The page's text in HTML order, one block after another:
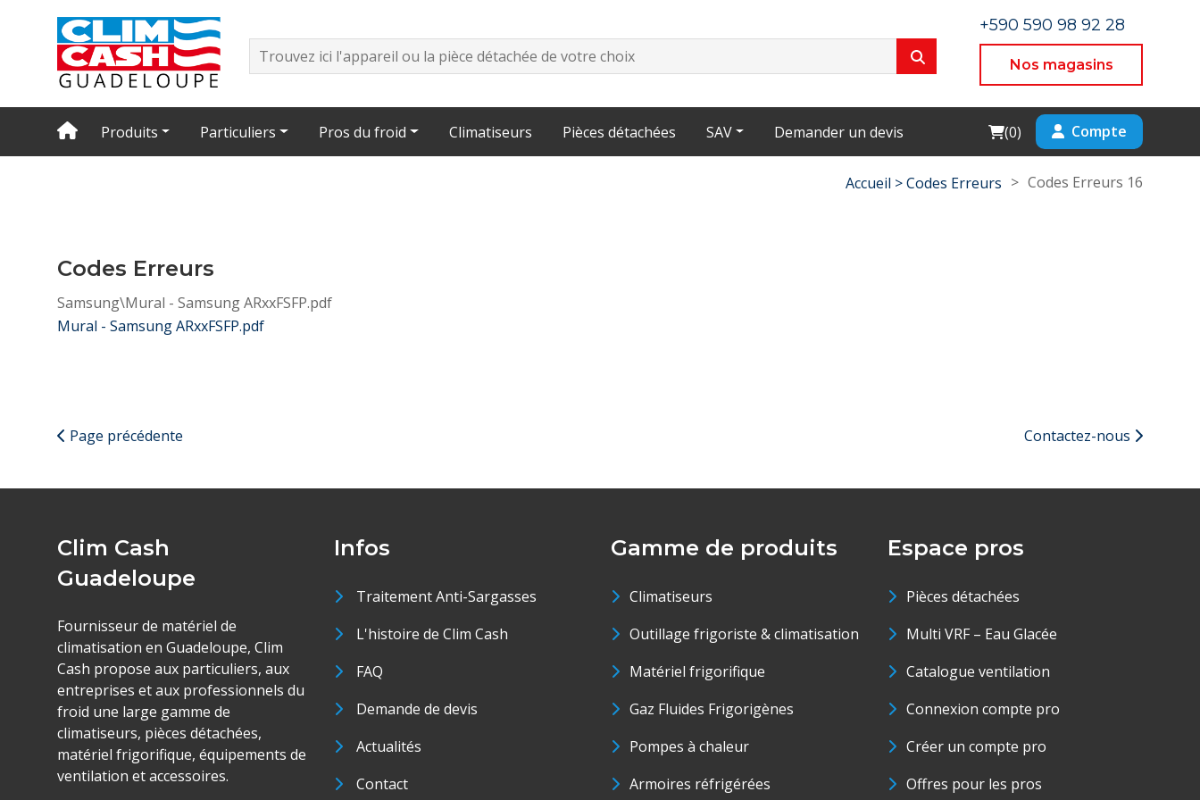
+590 590 98 92 28
Nos magasins
Produits Particuliers Pros du froid Climatiseurs Pièces détachées SAV Demander un devis Cart
(0) Compte
Accueil >Codes Erreurs > Codes Erreurs 16
Codes Erreurs
Samsung\Mural - Samsung ARxxFSFP.pdf
Mural - Samsung ARxxFSFP.pdf
Page précédente Contactez-nous
Clim Cash
Guadeloupe
Fournisseur de matériel de
climatisation en Guadeloupe, Clim
Cash propose aux particuliers, aux
entreprises et aux professionnels du
froid une large gamme de
climatiseurs, pièces détachées,
matériel frigorifique, équipements de
ventilation et accessoires.
Infos
Traitement Anti-Sargasses
L'histoire de Clim Cash
FAQ
Demande de devis
Actualités
Contact
Gamme de produits
Climatiseurs
Outillage frigoriste & climatisation
Matériel frigorifique
Gaz Fluides Frigorigènes
Pompes à chaleur
Armoires réfrigérées
Espace pros
Pièces détachées
Multi VRF – Eau Glacée
Catalogue ventilation
Connexion compte pro
Créer un compte pro
Offres pour les pros